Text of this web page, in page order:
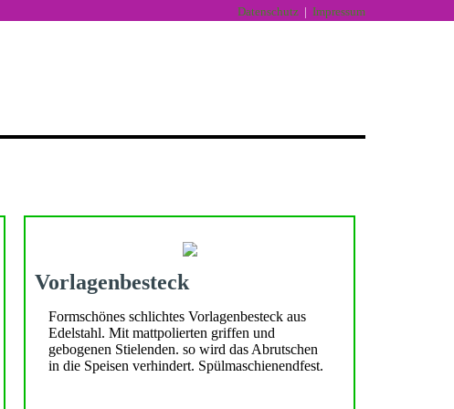
Datenschutz | Impressum
Vorlagenbesteck
Formschönes schlichtes Vorlagenbesteck aus
Edelstahl. Mit mattpolierten griffen und
gebogenen Stielenden. so wird das Abrutschen
in die Speisen verhindert. Spülmaschienendfest.